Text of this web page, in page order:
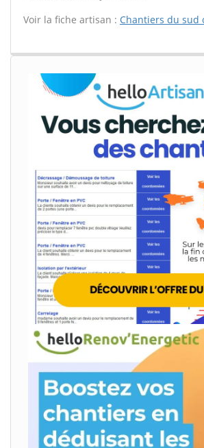
Voir la fiche artisan : Chantiers du sud